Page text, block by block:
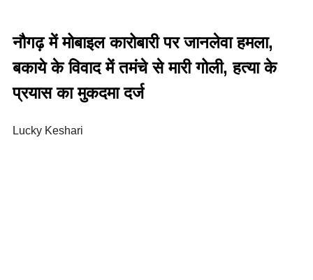
नौगढ़ में मोबाइल कारोबारी पर जानलेवा हमला,
बकाये के विवाद में तमंचे से मारी गोली, हत्या के
प्रयास का मुकदमा दर्ज
Lucky Keshari